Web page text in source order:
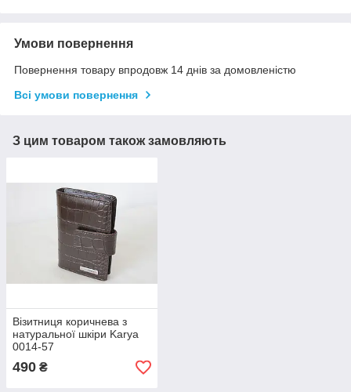
Умови повернення
Повернення товару впродовж 14 днів за домовленістю
Всі умови повернення
З цим товаром також замовляють
Візитниця коричнева з
натуральної шкіри Karya
0014-57
490 ₴